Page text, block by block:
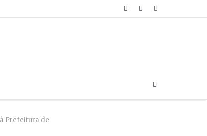
Login
Artigo
Buscar...
Prefeitura de